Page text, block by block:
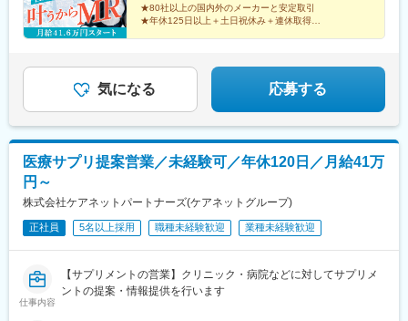
・外勤手当（1日1,500円）
・社宅制度（家賃60％会社負担）※条件あり
・転勤時の引越し費用負担
■当社の特徴
研修終了後は各製薬メーカーのプロジェクトに配属される『コン
新薬案件を中心にプロジェクトが豊富にあり、成長機会が広がり
ます。
がんや希少疾患の医薬品担当など専門性を深めるキャリアや、マ
ネジメント・人材育成など多様なキャリアパスが可能。実際に社
内でキャリアチェンジして活躍している社員も多数います。
変更の範囲：会社の定める業務
ん。※変更の範囲：会社の定める事業所（リモートワーク含む）
含みます。※超過分は別途全額支給いたします。＜年収例＞◎初年
度年収は700万円以上！◎最大年収900万円以上も目指せる
万円／42歳（入社4年） 920万円／45歳（入社6年） ※諸手当含む
★80社以上の国内外のメーカーと安定取引
★年休125日以上＋土日祝休み＋連休取得OK
気になる 応募する
医療サプリ提案営業／未経験可／年休120日／月給41万
円～
株式会社ケアネットパートナーズ(ケアネットグループ)
正社員 5名以上採用 職種未経験歓迎 業種未経験歓迎
仕事内容
【サプリメントの営業】クリニック・病院などに対してサプリメ
ントの提案・情報提供を行います